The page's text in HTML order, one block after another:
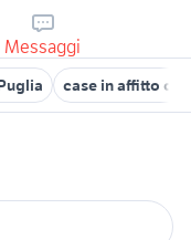
Messaggi
case in affitto